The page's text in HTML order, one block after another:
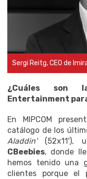
Sergi Reitg, CEO de
¿Cuáles son
Entertainment
En MIPCOM
catálogo de los
Aladdin' (52x11'),
CBeebies, donde
hemos tenido una
clientes porque el